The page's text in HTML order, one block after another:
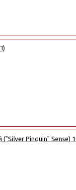
Pinquin" Sense)